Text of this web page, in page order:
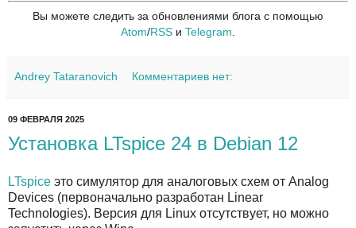
Вы можете следить за обновлениями блога с помощью
Atom/RSS и Telegram
Andrey Tataranovich Комментариев нет:
09 ФЕВРАЛЯ 2025
Установка LTspice 24 в Debian 12
LTspice это симулятор для аналоговых схем от Analog
Devices (первоначально разработан Linear
Technologies). Версия для Linux отсутствует, но можно